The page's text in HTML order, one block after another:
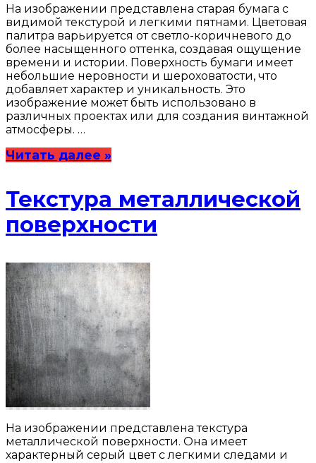
На изображении представлена старая бумага с
видимой текстурой и легкими пятнами. Цветовая
палитра варьируется от светло-коричневого до
более насыщенного оттенка, создавая ощущение
времени и истории. Поверхность бумаги имеет
небольшие неровности и шероховатости, что
добавляет характер и уникальность. Это
изображение может быть использовано в
различных проектах или для создания винтажной
атмосферы. …
Читать далее »
Текстура металлической
поверхности
На изображении представлена текстура
металлической поверхности. Она имеет
характерный серый цвет с легкими следами и